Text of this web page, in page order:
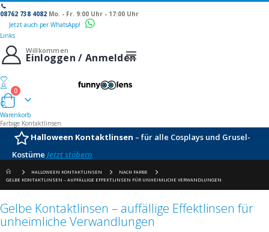
08762 738 4082 Mo. - Fr. 9:00 Uhr - 17:00 Uhr
Jetzt auch per WhatsApp!
Links
Navigation
Willkommen
Einloggen / Anmelden
Warenkorb
0
Warenkorb
Farbige Kontaktlinsen
Halloween Kontaktlinsen – für alle Cosplays und Grusel-
Kostüme Jetzt stöbern
HALLOWEEN KONTAKTLINSEN
NACH FARBE
GELBE KONTAKTLINSEN – AUFFÄLLIGE EFFEKTLINSEN FÜR UNHEIMLICHE VERWANDLUNGEN
Gelbe Kontaktlinsen – auffällige Effektlinsen für
unheimliche Verwandlungen